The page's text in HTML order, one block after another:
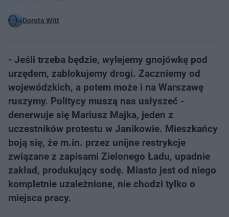
Dorota Witt
- Jeśli trzeba będzie, wylejemy gnojówkę pod
urzędem, zablokujemy drogi. Zaczniemy od
wojewódzkich, a potem może i na Warszawę
ruszymy. Politycy muszą nas usłyszeć -
denerwuje się Mariusz Majka, jeden z
uczestników protestu w Janikowie. Mieszkańcy
boją się, że m.in. przez unijne restrykcje
związane z zapisami Zielonego Ładu, upadnie
zakład, produkujący sodę. Miasto jest od niego
kompletnie uzależnione, nie chodzi tylko o
miejsca pracy.